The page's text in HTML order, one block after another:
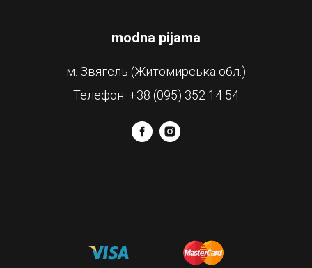
modna pijama
м. Звягель (Житомирська обл.)
Телефон: +38 (095) 352 14 54